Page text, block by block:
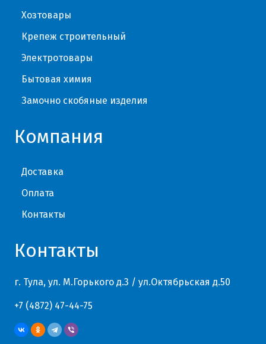
Хозтовары
Крепеж строительный
Электротовары
Бытовая химия
Замочно скобяные изделия
Компания
Доставка
Оплата
Контакты
Контакты
г. Тула, ул. М.Горького д.3 / ул.Октябрьская д.50
+7 (4872) 47-44-75